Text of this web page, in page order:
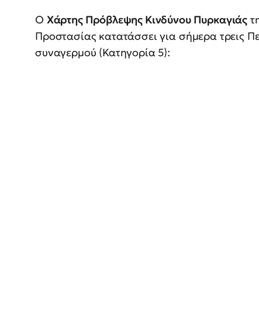
Ο Χάρτης Πρόβλεψης Κινδύνου Πυρκαγιάς
Προστασίας κατατάσσει για σήμερα τρεις
συναγερμού (Κατηγορία 5):